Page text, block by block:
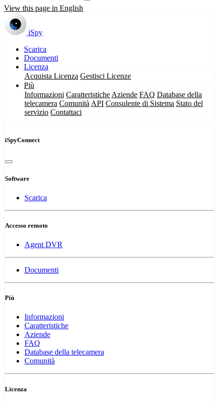
View this page in English
iSpy
Scarica
Documenti
Licenza
Acquista Licenza Gestisci Licenze
Più
Informazioni Caratteristiche Aziende FAQ Database della
telecamera Comunità API Consulente di Sistema Stato del
servizio Contattaci
iSpyConnect
Software
Scarica
Accesso remoto
Agent DVR
Documenti
Più
Informazioni
Caratteristiche
Aziende
FAQ
Database della telecamera
Comunità
Licenza